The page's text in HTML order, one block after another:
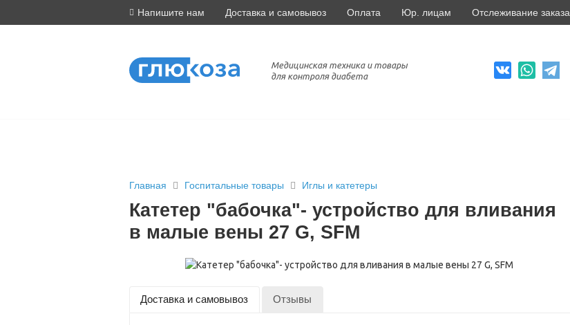
Напишите нам Доставка и самовывоз Оплата Юр. лицам Отслеживание заказа
Медицинская техника и товары
для контроля диабета
Главная Госпитальные товары Иглы и катетеры
Катетер "бабочка"- устройство для вливания
в малые вены 27 G, SFM
Доставка и самовывоз Отзывы